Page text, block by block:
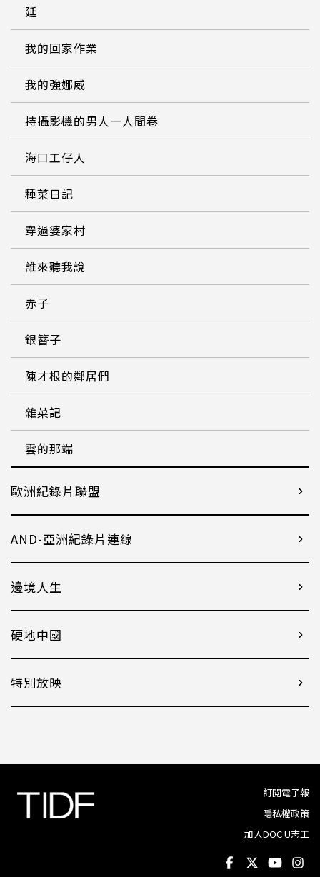
延
我的回家作業
我的強娜威
持攝影機的男人—人間卷
海口工仔人
種菜日記
穿過婆家村
誰來聽我說
赤子
銀簪子
陳才根的鄰居們
雜菜記
雲的那端
歐洲紀錄片聯盟
AND-亞洲紀錄片連線
邊境人生
硬地中國
特別放映
訂閱電子報
隱私權政策
加入DOC U志工